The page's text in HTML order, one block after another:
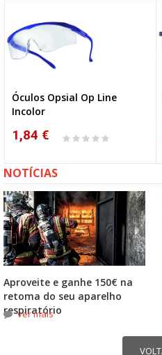
Óculos Opsial Op Line
Incolor
1,84 €
NOTÍCIAS
Aproveite e ganhe 150€ na
retoma do seu aparelho
respiratório
ver mais